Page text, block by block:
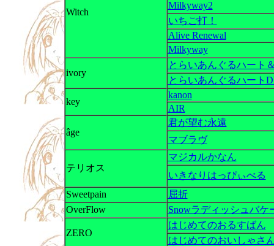
Witch
Milkyway2
いちご打！
Alive Renewal
Milkyway
ivory
とらいあんぐるハート
とらいあんぐるハート
key
kanon
AIR
âge
君が望む永遠
マブラヴ
テリオス
マジカルかなん
いきなりはっぴぃべる
Sweetpain
屈折
OverFlow
Snowラディッシュバケ
ZERO
はじめてのおるすばん
はじめてのおいしゃさ